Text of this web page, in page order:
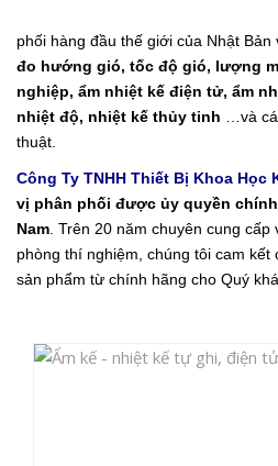
phối hàng đầu thế giới của Nhật
đo hướng gió, tốc độ gió, lượng
nghiệp, ẩm nhiệt kế điện tử, ẩm
nhiệt độ, nhiệt kế thủy tinh
…và
thuật.
Công Ty TNHH Thiết Bị Khoa Học
vị phân phối được ủy quyền
Nam . Trên 20 năm chuyên cung
phòng thí nghiệm , chúng tôi cam
sản phẩm từ chính hãng cho Quý